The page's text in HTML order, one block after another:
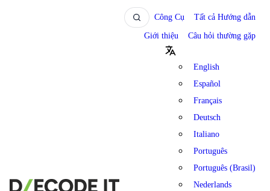
Công Cụ Tất cả Hướng dẫn
Giới thiệu Câu hỏi thường gặp
English
Español
Français
Deutsch
Italiano
Português
Português (Brasil)
Nederlands